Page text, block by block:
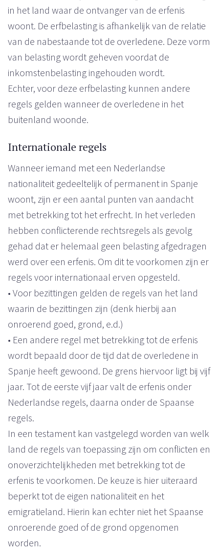
in het land waar de ontvanger van de erfenis
woont. De erfbelasting is afhankelijk van de relatie
van de nabestaande tot de overledene. Deze vorm
van belasting wordt geheven voordat de
inkomstenbelasting ingehouden wordt.
Echter, voor deze erfbelasting kunnen andere
regels gelden wanneer de overledene in het
buitenland woonde.
Internationale regels
Wanneer iemand met een Nederlandse
nationaliteit gedeeltelijk of permanent in Spanje
woont, zijn er een aantal punten van aandacht
met betrekking tot het erfrecht. In het verleden
hebben conflicterende rechtsregels als gevolg
gehad dat er helemaal geen belasting afgedragen
werd over een erfenis. Om dit te voorkomen zijn er
regels voor internationaal erven opgesteld.
• Voor bezittingen gelden de regels van het land
waarin de bezittingen zijn (denk hierbij aan
onroerend goed, grond, e.d.)
• Een andere regel met betrekking tot de erfenis
wordt bepaald door de tijd dat de overledene in
Spanje heeft gewoond. De grens hiervoor ligt bij vijf
jaar. Tot de eerste vijf jaar valt de erfenis onder
Nederlandse regels, daarna onder de Spaanse
regels.
In een testament kan vastgelegd worden van welk
land de regels van toepassing zijn om conflicten en
onoverzichtelijkheden met betrekking tot de
erfenis te voorkomen. De keuze is hier uiteraard
beperkt tot de eigen nationaliteit en het
emigratieland. Hierin kan echter niet het Spaanse
onroerende goed of de grond opgenomen
worden.